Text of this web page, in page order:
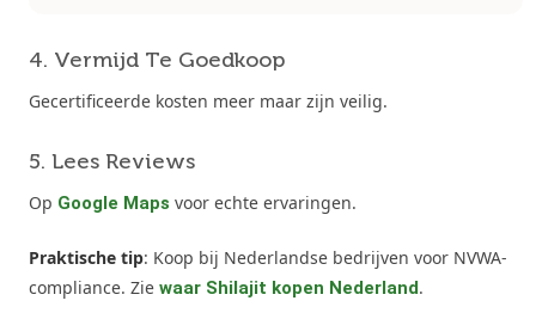
4. Vermijd Te Goedkoop
Gecertificeerde kosten meer maar zijn veilig.
5. Lees Reviews
Op Google Maps voor echte ervaringen.
Praktische tip: Koop bij Nederlandse bedrijven voor NVWA-
compliance. Zie waar Shilajit kopen Nederland.